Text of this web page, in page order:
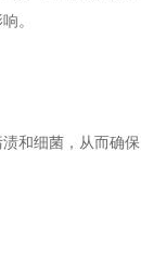
。
和细菌，从而确保